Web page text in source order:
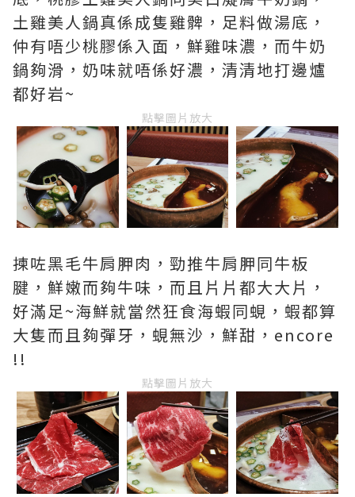
土雞美人鍋真係成隻雞髀，足料做湯底，
仲有唔少桃膠係入面，鮮雞味濃，而牛奶
鍋夠滑，奶味就唔係好濃，清清地打邊爐
都好岩~
點擊圖片放大
揀咗黑毛牛肩胛肉，勁推牛肩胛同牛板
腱，鮮嫩而夠牛味，而且片片都大大片，
好滿足~海鮮就當然狂食海蝦同蜆，蝦都算
大隻而且夠彈牙，蜆無沙，鮮甜，encore
!!
點擊圖片放大